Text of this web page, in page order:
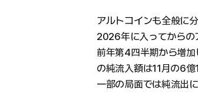
アルトコインも全般に
2026年に入ってからの
前年第4四半期から増加
の純流入額は11月の6
一部の局面では純流出